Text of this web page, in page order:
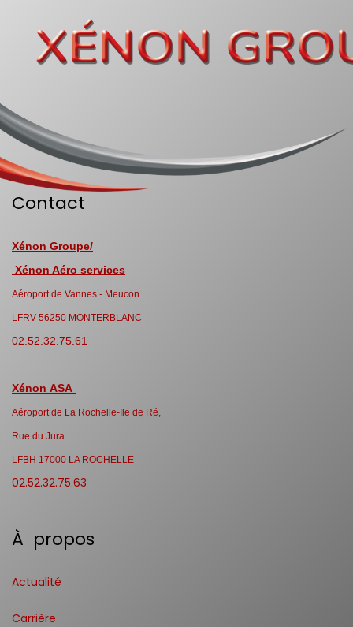
Contact
Xénon Groupe/
Xénon Aéro services
Aéroport de Vannes - Meucon
LFRV 56250 MONTERBLANC
02.52.32.75.61
Xénon ASA
Aéroport de La Rochelle-Ile de Ré,
Rue du Jura
LFBH 17000 LA ROCHELLE
02.52.32.75.63
À propos
Actualité
Carrière